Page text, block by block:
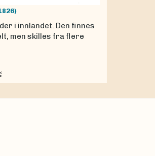
i innlandet. Den finnes
men skilles fra flere